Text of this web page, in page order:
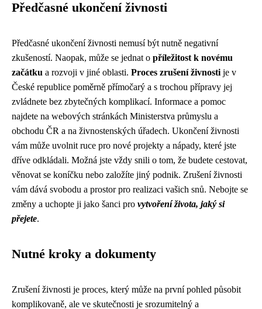
Předčasné ukončení živnosti
Předčasné ukončení živnosti nemusí být nutně negativní
zkušeností. Naopak, může se jednat o příležitost k novému
začátku a rozvoji v jiné oblasti. Proces zrušení živnosti je v
České republice poměrně přímočarý a s trochou přípravy jej
zvládnete bez zbytečných komplikací. Informace a pomoc
najdete na webových stránkách Ministerstva průmyslu a
obchodu ČR a na živnostenských úřadech. Ukončení živnosti
vám může uvolnit ruce pro nové projekty a nápady, které jste
dříve odkládali. Možná jste vždy snili o tom, že budete cestovat,
věnovat se koníčku nebo založíte jiný podnik. Zrušení živnosti
vám dává svobodu a prostor pro realizaci vašich snů. Nebojte se
změny a uchopte ji jako šanci pro vytvoření života, jaký si
přejete.
Nutné kroky a dokumenty
Zrušení živnosti je proces, který může na první pohled působit
komplikovaně, ale ve skutečnosti je srozumitelný a